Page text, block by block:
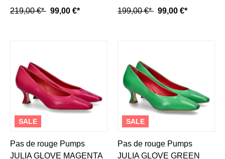
NERO
219,00 €* 99,00 €*
CHOCOLAT (36)
199,00 €* 99,00 €*
SALE
Pas de rouge Pumps
JULIA GLOVE MAGENTA
SALE
Pas de rouge Pumps
JULIA GLOVE GREEN